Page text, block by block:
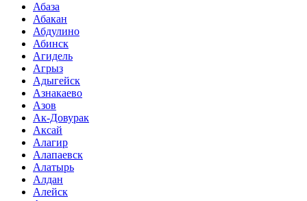
Абаза
Абакан
Абдулино
Абинск
Агидель
Агрыз
Адыгейск
Азнакаево
Азов
Ак-Довурак
Аксай
Алагир
Алапаевск
Алатырь
Алдан
Алейск